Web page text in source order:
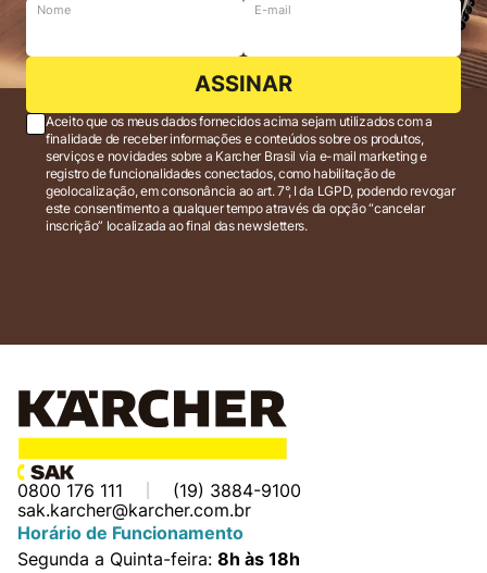
Nome E-mail
ASSINAR
Aceito que os meus dados fornecidos acima sejam utilizados com a
finalidade de receber informações e conteúdos sobre os produtos,
serviços e novidades sobre a Karcher Brasil via e-mail marketing e
registro de funcionalidades conectados, como habilitação de
geolocalização, em consonância ao art. 7°, I da LGPD, podendo revogar
este consentimento a qualquer tempo através da opção “cancelar
inscrição” localizada ao final das newsletters.
0800 176 111
(19) 3884-9100
sak.karcher@karcher.com.br
Horário de Funcionamento
Segunda a Quinta-feira: 8h às 18h